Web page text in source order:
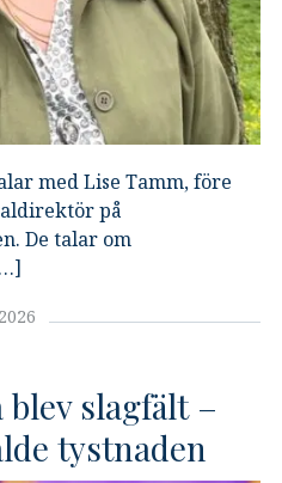
med Lise Tamm, före
på
De talar om
slagfält –
tystnaden